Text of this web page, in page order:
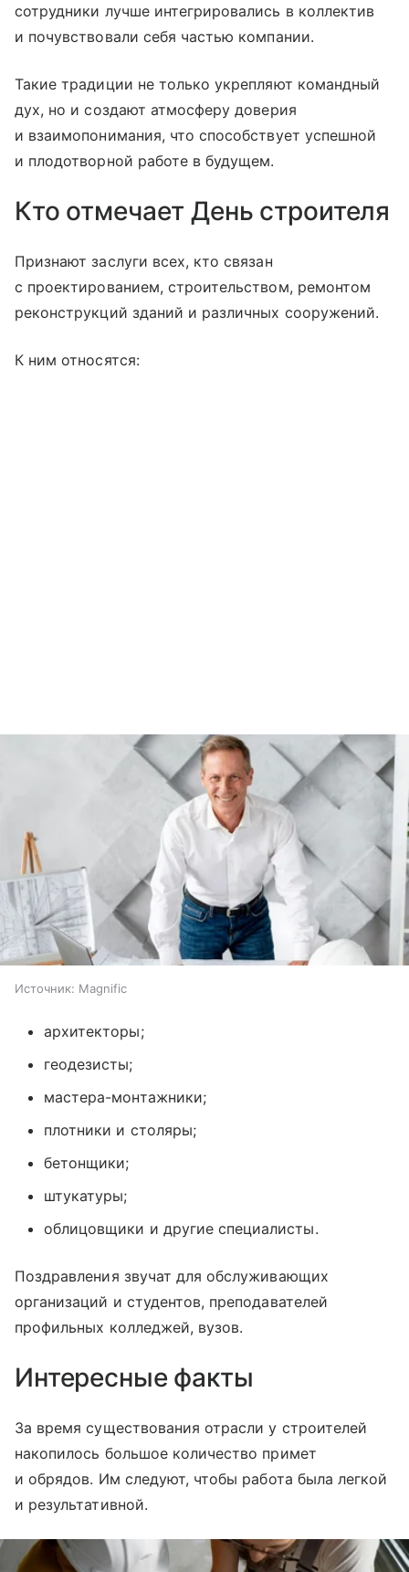
сотрудники лучше интегрировались в коллектив
и почувствовали себя частью компании.
Такие традиции не только укрепляют командный
дух, но и создают атмосферу доверия
и взаимопонимания, что способствует успешной
и плодотворной работе в будущем.
Кто отмечает День строителя
Признают заслуги всех, кто связан
с проектированием, строительством, ремонтом
реконструкций зданий и различных сооружений.
К ним относятся:
Источник: Magnific
архитекторы;
геодезисты;
мастера-монтажники;
плотники и столяры;
бетонщики;
штукатуры;
облицовщики и другие специалисты.
Поздравления звучат для обслуживающих
организаций и студентов, преподавателей
профильных колледжей, вузов.
Интересные факты
За время существования отрасли у строителей
накопилось большое количество примет
и обрядов. Им следуют, чтобы работа была легкой
и результативной.